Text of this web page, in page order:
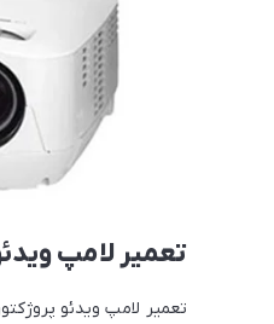
تعمیر لامپ
تعمیر لامپ ویدئو